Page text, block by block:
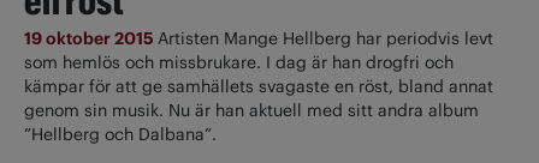
19 oktober 2015 Artisten Mange Hellberg har periodvis levt
som hemlös och missbrukare. I dag är han drogfri och
kämpar för att ge samhällets svagaste en röst, bland annat
genom sin musik. Nu är han aktuell med sitt andra album
”Hellberg och Dalbana”.